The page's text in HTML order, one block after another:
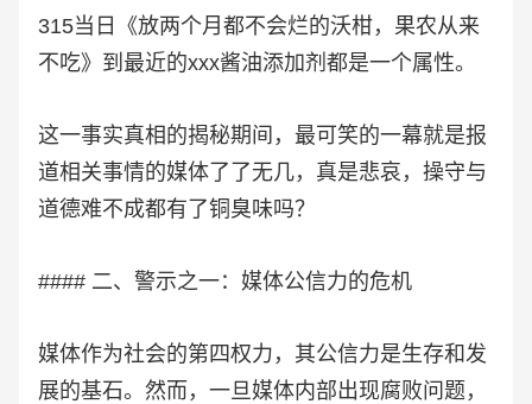
315当日《放两个月都不会烂的沃柑，果农从来
不吃》到最近的xxx酱油添加剂都是一个属性。
这一事实真相的揭秘期间，最可笑的一幕就是报
道相关事情的媒体了了无几，真是悲哀，操守与
道德难不成都有了铜臭味吗？
#### 二、警示之一：媒体公信力的危机
媒体作为社会的第四权力，其公信力是生存和发
展的基石。然而，一旦媒体内部出现腐败问题，